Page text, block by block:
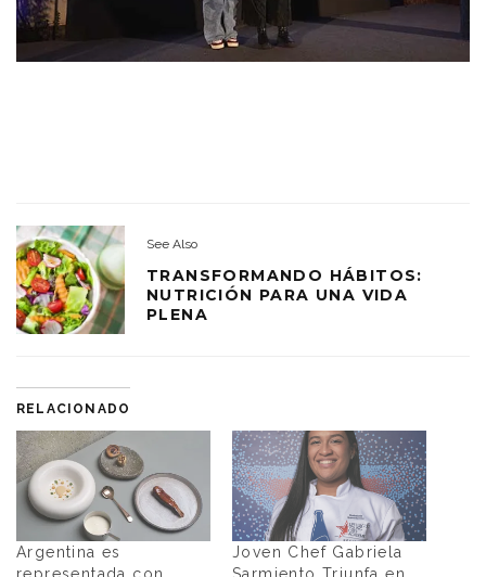
See Also
TRANSFORMANDO HÁBITOS:
NUTRICIÓN PARA UNA VIDA
PLENA
RELACIONADO
Argentina es
Joven Chef Gabriela